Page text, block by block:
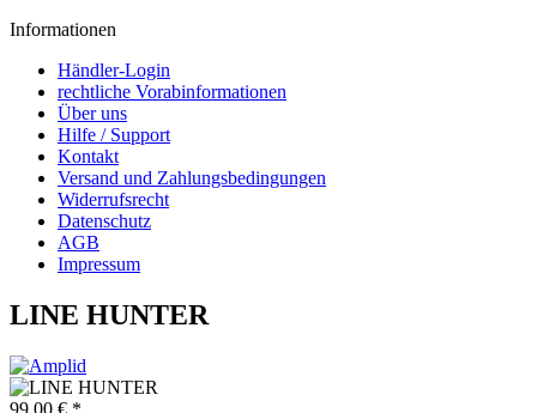
Informationen
Händler-Login
rechtliche Vorabinformationen
Über uns
Hilfe / Support
Kontakt
Versand und Zahlungsbedingungen
Widerrufsrecht
Datenschutz
AGB
Impressum
LINE HUNTER
99,00 € *